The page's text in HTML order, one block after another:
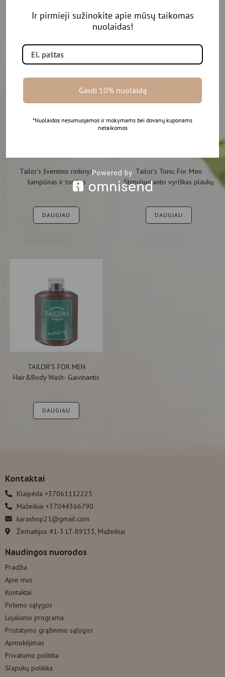
DAUGIAU DAUGIAU
-20%
Tailor’s šventinis rinkinys
šampūnas ir tonikas
DAUGIAU
Tailor’s Tonic For Men
Stimuliuojantis vyriškas plaukų
tonikas 250ml
DAUGIAU
TAILOR’S FOR MEN
Hair&Body Wash- Gaivinantis
DAUGIAU
Kontaktai
Klaipėda +37061112225
Mažeikiai +37044366790
karashop21@gmail.com
Žemaitijos 41-3 LT-89133, Mažeikiai
Naudingos nuorodos
Pradžia
Apie mus
Kontaktai
Pirkimo sąlygos
Lojalumo programa
Pristatymo grąžinimo sąlygos
Apmokėjimas
Privatumo politika
Slapukų politika
Ir pirmieji sužinokite apie mūsų taikomas
nuolaidas!
Gauti 10% nuolaidą
*Nuolaidos nesumuojamos ir mokymams bei dovanų kuponams
netaikomos